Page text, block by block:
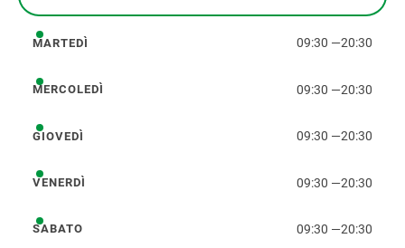
lunedì
martedì
MARTEDÌ 09:30 —20:30
mercoledì
MERCOLEDÌ 09:30 —20:30
giovedì
GIOVEDÌ 09:30 —20:30
venerdì
VENERDÌ 09:30 —20:30
sabato
SABATO 09:30 —20:30